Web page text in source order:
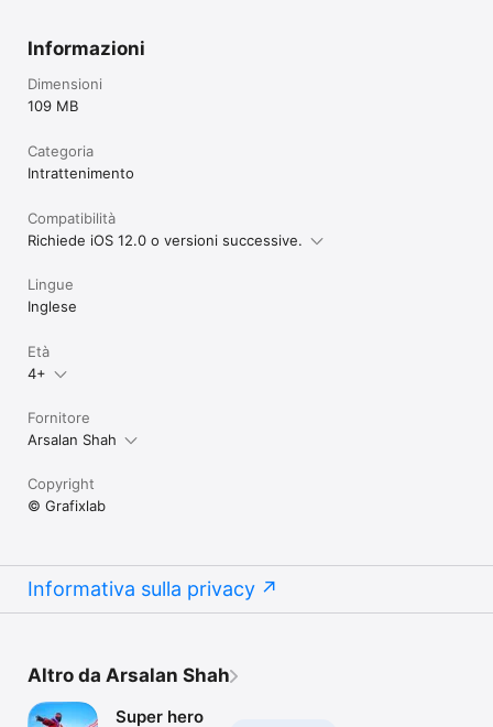
Informazioni
Dimensioni
109 MB
Categoria
Intrattenimento
Compatibilità
Richiede iOS 12.0 o versioni successive.
Lingue
Inglese
Età
4+
Fornitore
Arsalan Shah
Copyright
© Grafixlab
Informativa sulla privacy
Altro da Arsalan Shah
Super hero